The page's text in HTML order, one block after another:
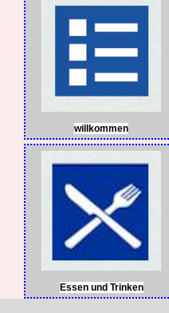
willkommen
Essen und Trinken